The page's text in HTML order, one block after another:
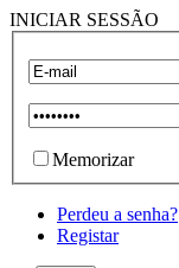
INICIAR SESSÃO
Memorizar
Perdeu a senha?
Registar